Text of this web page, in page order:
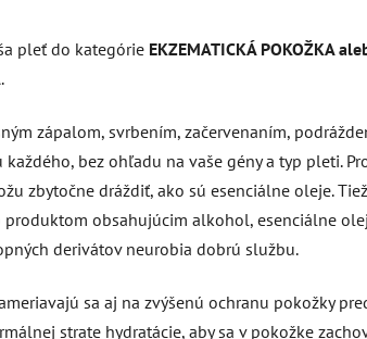
pleť do kategórie EKZEMATICKÁ POKOŽKA
.
zápalom, svrbením, začervenaním,
bez ohľadu na vaše gény a typ pleti.
zbytočne dráždiť, ako sú esenciálne oleje.
obsahujúcim alkohol, esenciálne
derivátov neurobia dobrú službu.
sa aj na zvýšenú ochranu pokožky
strate hydratácie, aby sa v pokožke